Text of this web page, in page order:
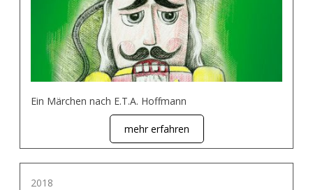
Ein Märchen nach E.T.A. Hoffmann
mehr erfahren
2018